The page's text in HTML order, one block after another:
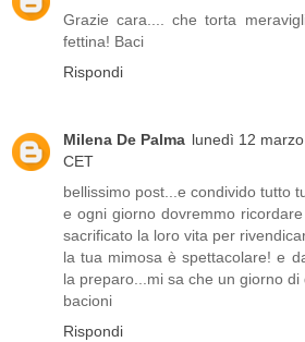
Grazie cara.... che torta
fettina! Baci
Rispondi
Milena De Palma lunedì 12
CET
bellissimo post...e condivido tutto
e ogni giorno dovremmo
sacrificato la loro vita per
la tua mimosa è spettacolare! e
la preparo...mi sa che un giorno di
bacioni
Rispondi